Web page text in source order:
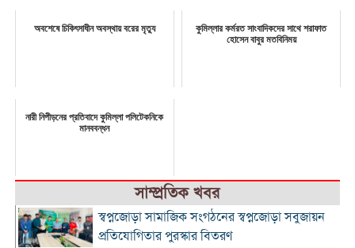
অবশেষে চিকিৎসাধীন অবস্থায় বরের মৃত্যু
কুমিল্লার কর্মরত সাংবাদিকদের সাথে শরাফাত
হোসেন বাবুর মতবিনিময়
নারী নিপীড়নের প্রতিবাদে কুমিল্লা পলিটেকনিকে
মানববন্ধন
সাম্প্রতিক খবর
স্বপ্নজোড়া সামাজিক সংগঠনের স্বপ্নজোড়া সবুজায়ন
প্রতিযোগিতার পুরস্কার বিতরণ